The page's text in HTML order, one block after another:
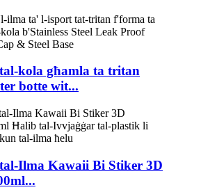
kola għamla ta tritan
botte wit...
Ilma Kawaii Bi Stiker 3D